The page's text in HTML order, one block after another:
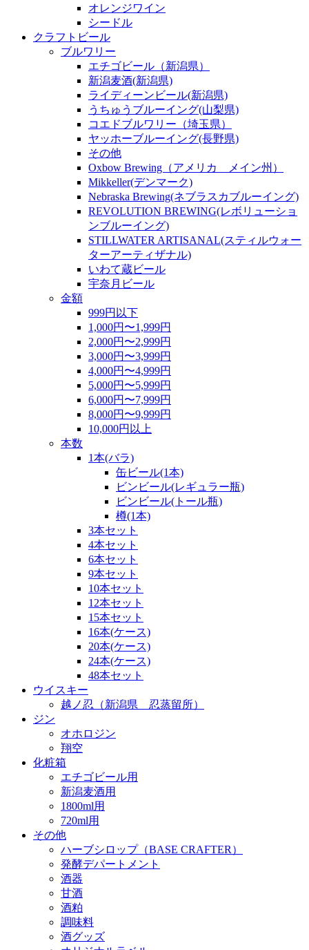
オレンジワイン
シードル
クラフトビール
ブルワリー
エチゴビール（新潟県）
新潟麦酒(新潟県)
ライディーンビール(新潟県)
うちゅうブルーイング(山梨県)
コエドブルワリー（埼玉県）
ヤッホーブルーイング(長野県)
その他
Oxbow Brewing（アメリカ メイン州）
Mikkeller(デンマーク)
Nebraska Brewing(ネブラスカブルーイング)
REVOLUTION BREWING(レボリューショ
ンブルーイング)
STILLWATER ARTISANAL(スティルウォー
ターアーティザナル)
いわて蔵ビール
宇奈月ビール
金額
999円以下
1,000円〜1,999円
2,000円〜2,999円
3,000円〜3,999円
4,000円〜4,999円
5,000円〜5,999円
6,000円〜7,999円
8,000円〜9,999円
10,000円以上
本数
1本(バラ)
缶ビール(1本)
ビンビール(レギュラー瓶)
ビンビール(トール瓶)
樽(1本)
3本セット
4本セット
6本セット
9本セット
10本セット
12本セット
15本セット
16本(ケース)
20本(ケース)
24本(ケース)
48本セット
ウイスキー
越ノ忍（新潟県 忍蒸留所）
ジン
オホロジン
翔空
化粧箱
エチゴビール用
新潟麦酒用
1800ml用
720ml用
その他
ハーブシロップ（BASE CRAFTER）
発酵デパートメント
酒器
甘酒
酒粕
調味料
酒グッズ